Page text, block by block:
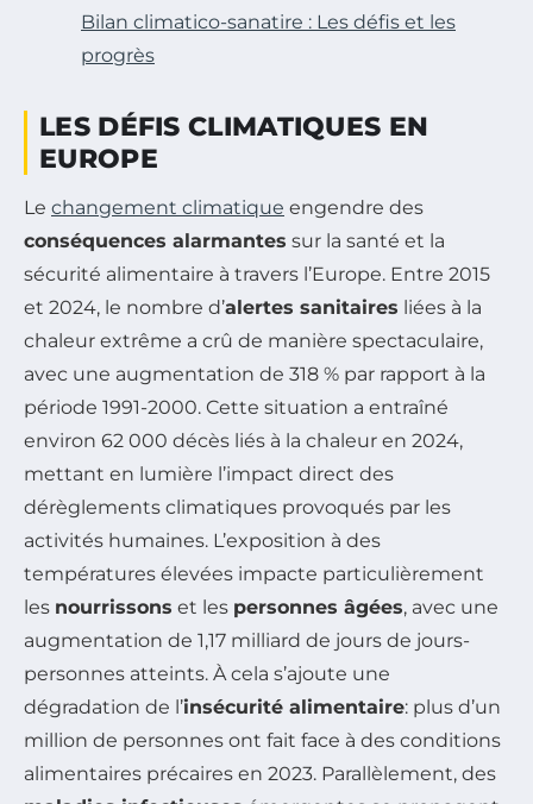
Bilan climatico-sanatire : Les défis et les
progrès
LES DÉFIS CLIMATIQUES EN
EUROPE
Le changement climatique engendre des
conséquences alarmantes sur la santé et la
sécurité alimentaire à travers l’Europe. Entre 2015
et 2024, le nombre d’alertes sanitaires liées à la
chaleur extrême a crû de manière spectaculaire,
avec une augmentation de 318 % par rapport à la
période 1991-2000. Cette situation a entraîné
environ 62 000 décès liés à la chaleur en 2024,
mettant en lumière l’impact direct des
dérèglements climatiques provoqués par les
activités humaines. L’exposition à des
températures élevées impacte particulièrement
les nourrissons et les personnes âgées, avec une
augmentation de 1,17 milliard de jours de jours-
personnes atteints. À cela s’ajoute une
dégradation de l’insécurité alimentaire: plus d’un
million de personnes ont fait face à des conditions
alimentaires précaires en 2023. Parallèlement, des